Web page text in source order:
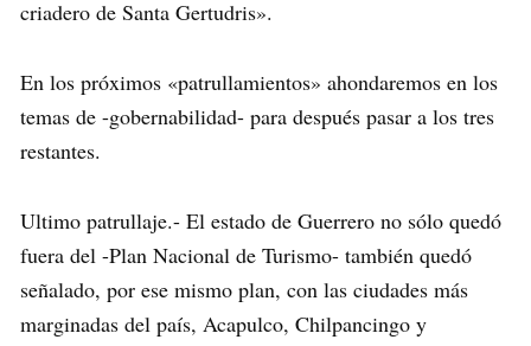
criadero de Santa Gertudris».
En los próximos «patrullamientos» ahondaremos en los
temas de -gobernabilidad- para después pasar a los tres
restantes.
Ultimo patrullaje.- El estado de Guerrero no sólo quedó
fuera del -Plan Nacional de Turismo- también quedó
señalado, por ese mismo plan, con las ciudades más
marginadas del país, Acapulco, Chilpancingo y